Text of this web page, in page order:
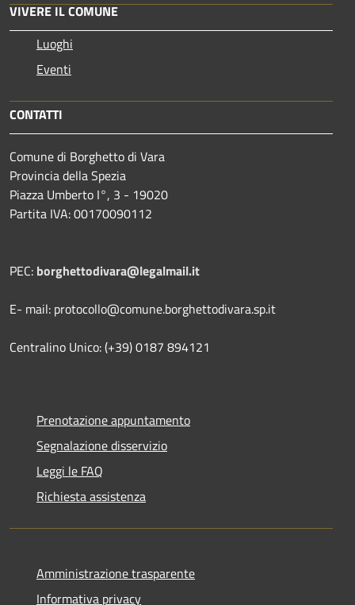
VIVERE IL COMUNE
Luoghi
Eventi
CONTATTI
Comune di Borghetto di Vara
Provincia della Spezia
Piazza Umberto I°, 3 - 19020
Partita IVA: 00170090112
PEC: borghettodivara@legalmail.it
E- mail: protocollo@comune.borghettodivara.sp.it
Centralino Unico: (+39) 0187 894121
Prenotazione appuntamento
Segnalazione disservizio
Leggi le FAQ
Richiesta assistenza
Amministrazione trasparente
Informativa privacy